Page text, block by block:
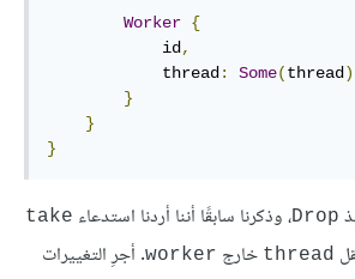
Worker {
            id
,
            thread
: Some(thread
}
}
}
Drop، وذكرنا سابقًا أننا أردنا استدعاء take
thread خارج worker. أجرِ التغييرات